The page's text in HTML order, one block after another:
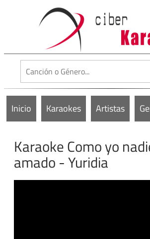
Inicio Karaokes Artistas
Karaoke Como yo
amado - Yuridia